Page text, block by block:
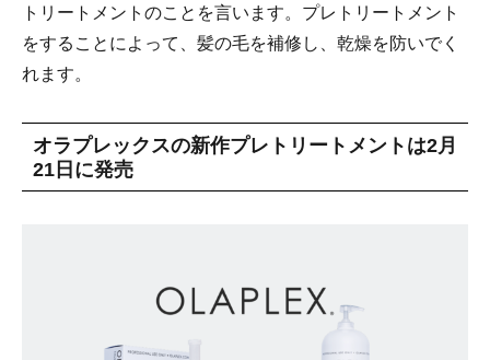
トリートメントのことを言います。プレトリートメント
をすることによって、髪の毛を補修し、乾燥を防いでく
れます。
オラプレックスの新作プレトリートメントは2月
21日に発売